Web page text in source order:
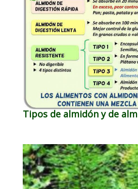
Tipos de almidón y de